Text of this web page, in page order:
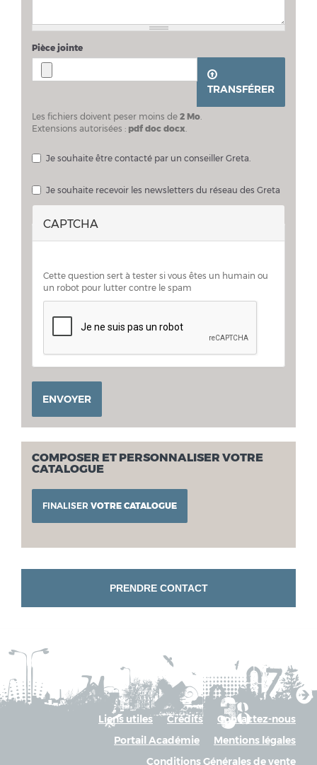
Pièce jointe
TRANSFÉRER
Les fichiers doivent peser moins de 2 Mo.
Extensions autorisées : pdf doc docx.
Je souhaite être contacté par un conseiller Greta.
Je souhaite recevoir les newsletters du réseau des Greta
CAPTCHA
Cette question sert à tester si vous êtes un humain ou
un robot pour lutter contre le spam
ENVOYER
COMPOSER ET PERSONNALISER VOTRE
CATALOGUE
FINALISER VOTRE CATALOGUE
PRENDRE CONTACT
Contactez-nous
Crédits
Liens utiles
Mentions légales
Portail Académie
Conditions Générales de vente